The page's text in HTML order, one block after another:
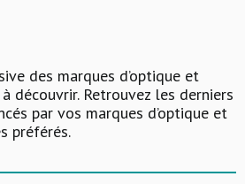
des marques d’optique et
découvrir. Retrouvez les derniers
par vos marques d’optique et
préférés.